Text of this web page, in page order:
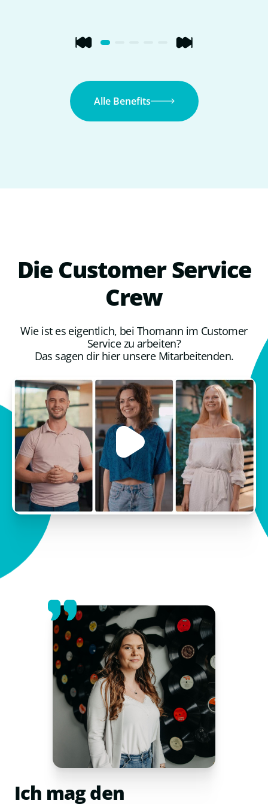
Alle Benefits
Die CustomerService
Crew
Wie ist es eigentlich, bei Thomann im Customer
Service zu arbeiten?
Das sagen dir hier unsere Mitarbeitenden.
Ich mag den